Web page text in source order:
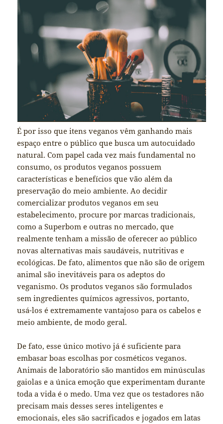
É por isso que itens veganos vêm ganhando mais
espaço entre o público que busca um autocuidado
natural. Com papel cada vez mais fundamental no
consumo, os produtos veganos possuem
características e benefícios que vão além da
preservação do meio ambiente. Ao decidir
comercializar produtos veganos em seu
estabelecimento, procure por marcas tradicionais,
como a Superbom e outras no mercado, que
realmente tenham a missão de oferecer ao público
novas alternativas mais saudáveis, nutritivas e
ecológicas. De fato, alimentos que não são de origem
animal são inevitáveis para os adeptos do
veganismo. Os produtos veganos são formulados
sem ingredientes químicos agressivos, portanto,
usá-los é extremamente vantajoso para os cabelos e
meio ambiente, de modo geral.
De fato, esse único motivo já é suficiente para
embasar boas escolhas por cosméticos veganos.
Animais de laboratório são mantidos em minúsculas
gaiolas e a única emoção que experimentam durante
toda a vida é o medo. Uma vez que os testadores não
precisam mais desses seres inteligentes e
emocionais, eles são sacrificados e jogados em latas